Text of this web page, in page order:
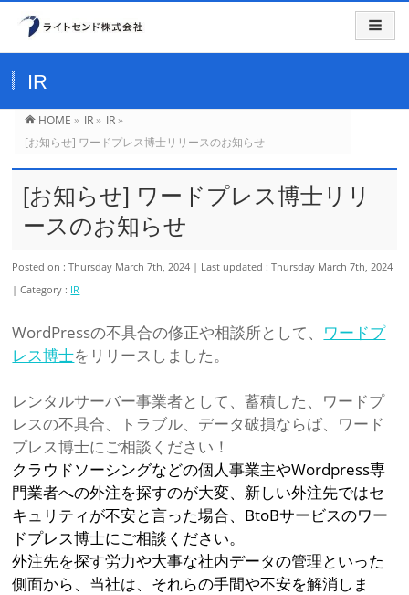
IR
HOME » IR» IR»
[お知らせ] ワードプレス博士リリースのお知らせ
[お知らせ] ワードプレス博士リリ
ースのお知らせ
Posted on : Thursday March 7th, 2024
Last updated : Thursday March 7th, 2024
Category : IR
WordPressの不具合の修正や相談所として、 ワードプ
レス博士をリリースしました。
レンタルサーバー事業者として、蓄積した、ワードプ
レスの不具合、トラブル、データ破損ならば、ワード
プレス博士にご相談ください！
クラウドソーシングなどの個人事業主やWordpress専
門業者への外注を探すのが大変、新しい外注先ではセ
キュリティが不安と言った場合、BtoBサービスのワー
ドプレス博士にご相談ください。
外注先を探す労力や大事な社内データの管理といった
側面から、当社は、それらの手間や不安を解消しま